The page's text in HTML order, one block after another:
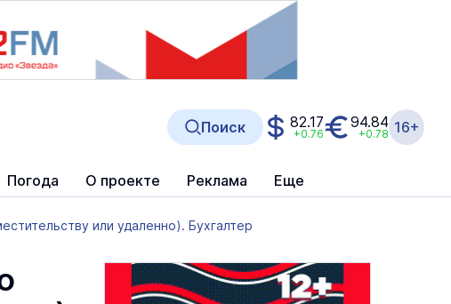
Погода О проекте Реклама Еще
Поиск 82.17
+0.76
94.84
+0.78 16+
или удаленно). Бухгалтер